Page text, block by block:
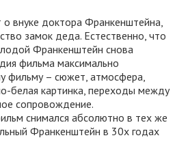
внуке доктора Франкенштейна,
замок деда. Естественно, что
Франкенштейн снова
фильма максимально
фильму – сюжет, атмосфера,
белая картинка, переходы между
сопровождение.
снимался абсолютно в тех же
Франкенштейн в 30х годах